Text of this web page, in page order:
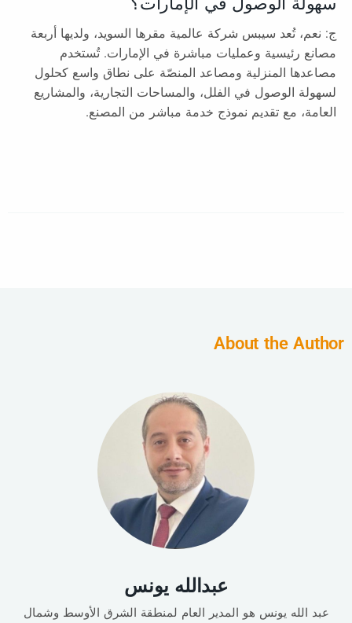
ج: نعم، تُعد سيبس شركة عالمية مقرها السويد، ولديها أربعة
مصانع رئيسية وعمليات مباشرة في الإمارات. تُستخدم
مصاعدها المنزلية ومصاعد المنصّة على نطاق واسع كحلول
لسهولة الوصول في الفلل، والمساحات التجارية، والمشاريع
العامة، مع تقديم نموذج خدمة مباشر من المصنع.
About the Author
عبدالله يونس
عبد الله يونس هو المدير العام لمنطقة الشرق الأوسط وشمال